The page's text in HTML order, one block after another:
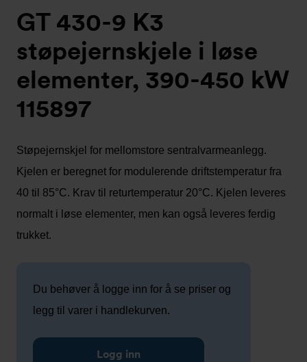
GT 430-9 K3
støpejernskjele i løse
elementer, 390-450 kW
115897
Støpejernskjel for mellomstore sentralvarmeanlegg.
Kjelen er beregnet for modulerende driftstemperatur fra
40 til 85°C. Krav til returtemperatur 20°C. Kjelen leveres
normalt i løse elementer, men kan også leveres ferdig
trukket.
Du behøver å logge inn for å se priser og
legg til varer i handlekurven.
Logg inn